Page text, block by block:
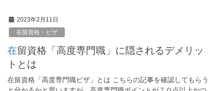
2023年2月11日
在留資格・ビザ
在留資格「高度専門職」に隠されるデメリッ
トとは
在留資格「高度専門職ビザ」とは こちらの記事を確認してもらう